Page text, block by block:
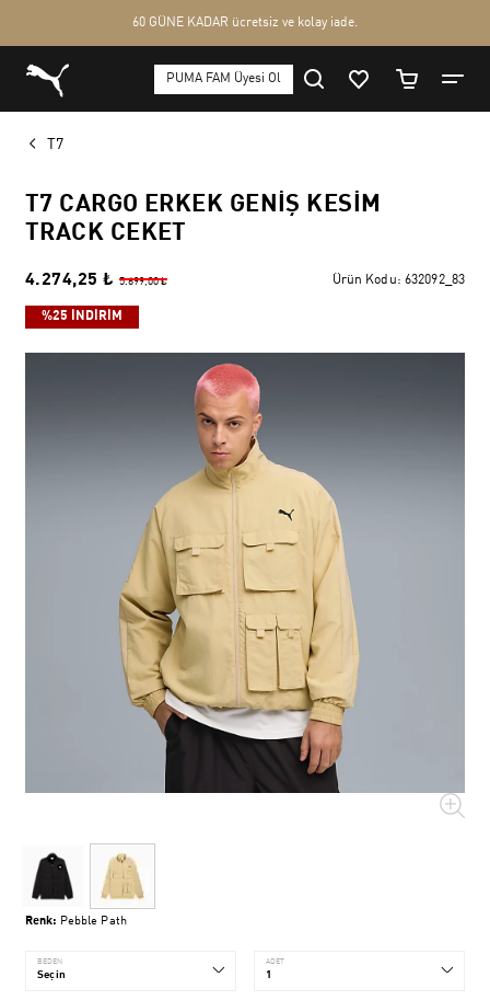
T7
T7 CARGO ERKEK GENIŞ KESIM
TRACK CEKET
4.274,25 ₺ 5.699,00 ₺ Ürün Kodu: 632092_83
%25 İNDİRİM
Renk: Pebble Path
BEDEN ADET